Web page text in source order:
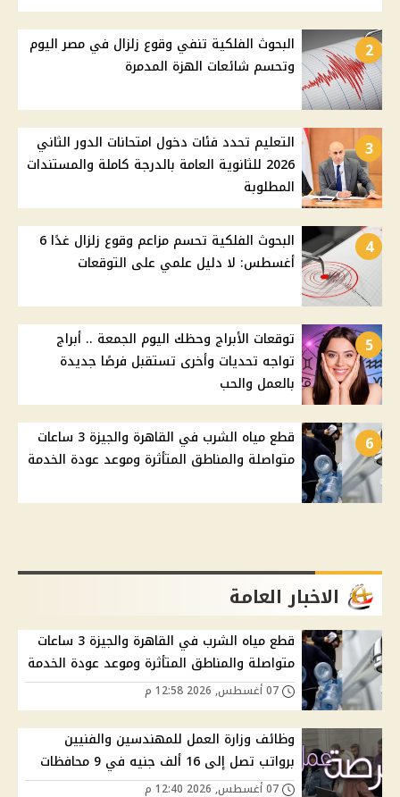
2
البحوث الفلكية تنفي وقوع زلزال في مصر اليوم
وتحسم شائعات الهزة المدمرة
3
التعليم تحدد فئات دخول امتحانات الدور الثاني
2026 للثانوية العامة بالدرجة كاملة والمستندات
المطلوبة
4
البحوث الفلكية تحسم مزاعم وقوع زلزال غدًا 6
أغسطس: لا دليل علمي على التوقعات
5
توقعات الأبراج وحظك اليوم الجمعة .. أبراج
تواجه تحديات وأخرى تستقبل فرصًا جديدة
بالعمل والحب
6
قطع مياه الشرب في القاهرة والجيزة 3 ساعات
متواصلة والمناطق المتأثرة وموعد عودة الخدمة
الاخبار العامة
قطع مياه الشرب في القاهرة والجيزة 3 ساعات
متواصلة والمناطق المتأثرة وموعد عودة الخدمة
وظائف وزارة العمل للمهندسين والفنيين
برواتب تصل إلى 16 ألف جنيه في 9 محافظات